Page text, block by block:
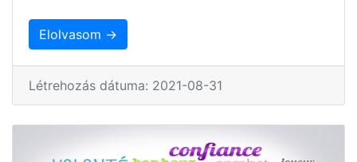
Elolvasom →
Létrehozás dátuma: 2021-08-31